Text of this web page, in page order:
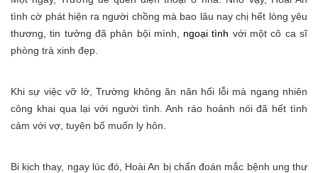
tình cờ phát hiện ra người chồng mà bao lâu nay chị hết lòng yêu
thương, tin tưởng đã phản bội mình, ngoại tình với một cô ca sĩ
phòng trà xinh đẹp.
Khi sự việc vỡ lở, Trường không ăn năn hối lỗi mà ngang nhiên
công khai qua lại với người tình. Anh ráo hoảnh nói đã hết tình
cảm với vợ, tuyên bố muốn ly hôn.
Bi kịch thay, ngay lúc đó, Hoài An bị chẩn đoán mắc bệnh ung thư